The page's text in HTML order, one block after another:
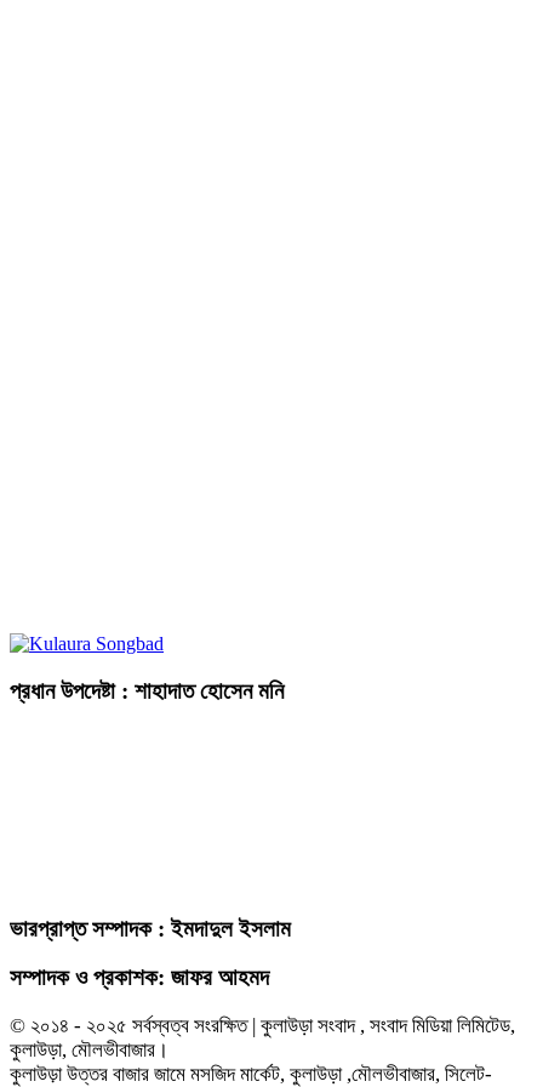
প্রধান উপদেষ্টা : শাহাদাত হোসেন মনি
ভারপ্রাপ্ত সম্পাদক : ইমদাদুল ইসলাম
সম্পাদক ও প্রকাশক: জাফর আহমদ
© ২০১৪ - ২০২৫ সর্বস্বত্ব সংরক্ষিত | কুলাউড়া সংবাদ , সংবাদ মিডিয়া লিমিটেড,
কুলাউড়া, মৌলভীবাজার।
কুলাউড়া উত্তর বাজার জামে মসজিদ মার্কেট, কুলাউড়া ,মৌলভীবাজার, সিলেট-